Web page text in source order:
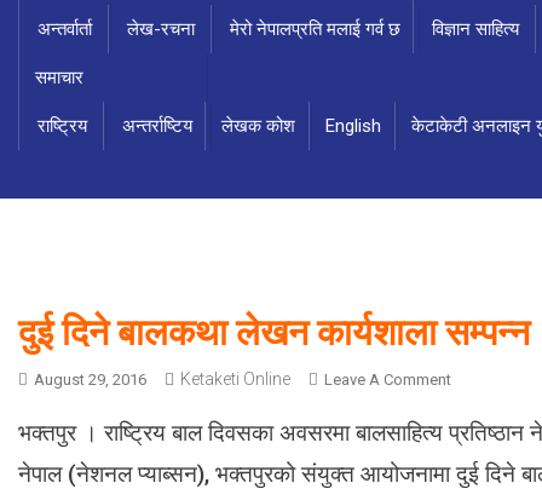
अन्तर्वार्ता लेख-रचना मेरो नेपालप्रति मलाई गर्व छ विज्ञान साहित्य
समाचार
राष्ट्रिय अन्तर्राष्टिय लेखक कोश English केटाकेटी अनलाइन
दुई दिने बालकथा लेखन कार्यशाला सम्पन्न
August 29, 2016 Ketaketi Online Leave A CommentO
दु
दि
भक्तपुर । राष्ट्रिय बाल दिवसका अवसरमा बालसाहित्य
नेपाल (नेशनल प्याब्सन), भक्तपुरको संयुक्त आयोजनामा दुई दिने